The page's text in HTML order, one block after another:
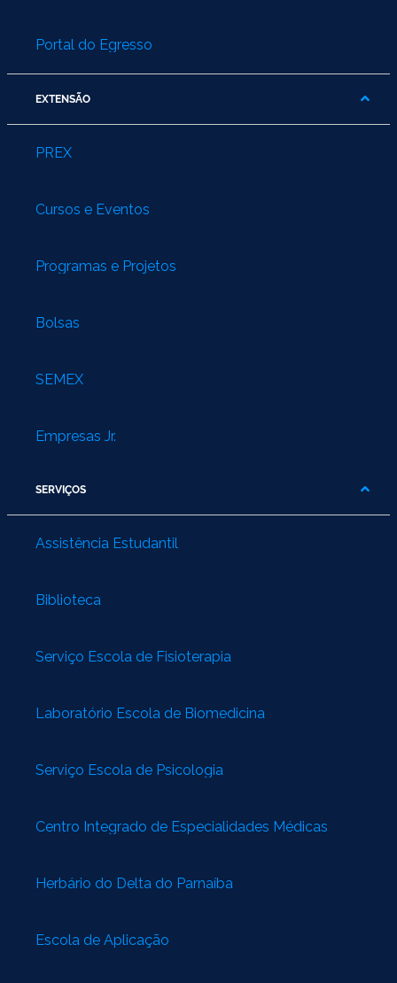
Portal do Egresso
EXTENSÃO
PREX
Cursos e Eventos
Programas e Projetos
Bolsas
SEMEX
Empresas Jr.
SERVIÇOS
Assistência Estudantil
Biblioteca
Serviço Escola de Fisioterapia
Laboratório Escola de Biomedicina
Serviço Escola de Psicologia
Centro Integrado de Especialidades Médicas
Herbário do Delta do Parnaíba
Escola de Aplicação